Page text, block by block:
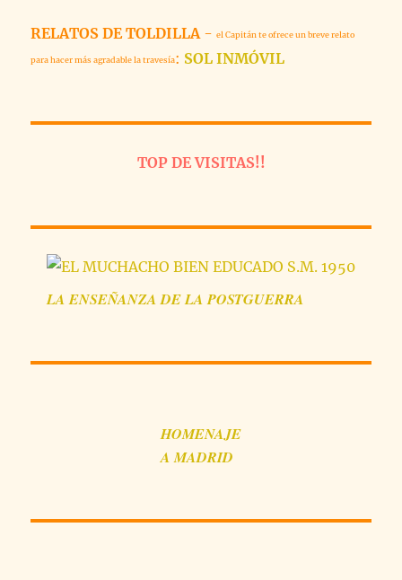
RELATOS DE TOLDILLA-el Capitán te ofrece un breve relato
para hacer más agradable la travesía: SOL INMÓVIL
TOP DE VISITAS!!
LAENSEÑANZADE LA POSTGUERRA
HOMENAJE
A MADRID